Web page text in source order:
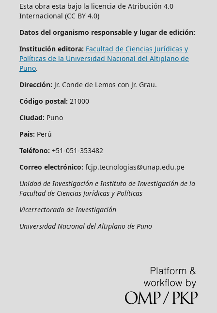
Esta obra esta bajo la licencia de Atribución 4.0
Internacional (CC BY 4.0)
Datos del organismo responsable y lugar de edición:
Institución editora: Facultad de Ciencias Jurídicas y
Políticas de la Universidad Nacional del Altiplano de
Puno.
Dirección: Jr. Conde de Lemos con Jr. Grau.
Código postal: 21000
Ciudad: Puno
Pais: Perú
Teléfono: +51-051-353482
Correo electrónico: fcjp.tecnologias@unap.edu.pe
Unidad de Investigación e Instituto de Investigación de la
Facultad de Ciencias Jurídicas y Políticas
Vicerrectorado de Investigación
Universidad Nacional del Altiplano de Puno